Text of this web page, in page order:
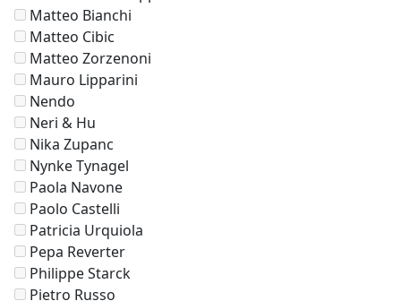
Matteo Bianchi
Matteo Cibic
Matteo Zorzenoni
Mauro Lipparini
Nendo
Neri & Hu
Nika Zupanc
Nynke Tynagel
Paola Navone
Paolo Castelli
Patricia Urquiola
Pepa Reverter
Philippe Starck
Pietro Russo